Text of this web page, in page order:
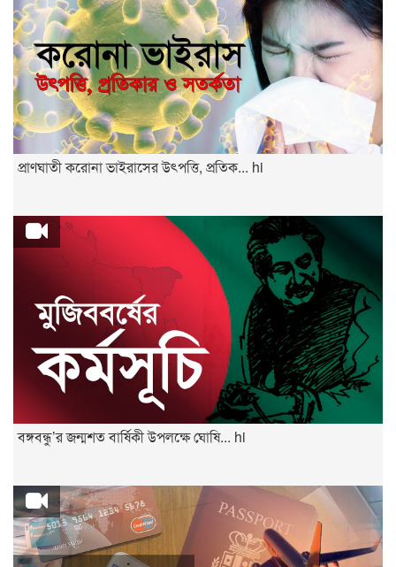
প্রাণঘাতী করোনা ভাইরাসের উৎপত্তি, প্রতিক... hi
বঙ্গবন্ধু’র জন্মশত বার্ষিকী উপলক্ষে ঘোষি... hi